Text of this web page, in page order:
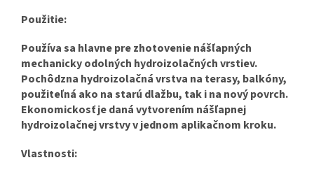
Použitie:
Používa sa hlavne pre zhotovenie nášľapných
mechanicky odolných hydroizolačných vrstiev.
Pochôdzna hydroizolačná vrstva na terasy, balkóny,
použiteľná ako na starú dlažbu, tak i na nový povrch.
Ekonomickosť je daná vytvorením nášľapnej
hydroizolačnej vrstvy v jednom aplikačnom kroku.
Vlastnosti: